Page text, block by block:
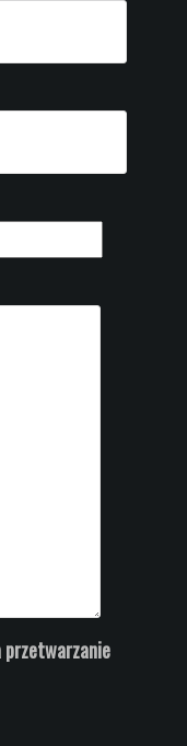
przetwarzanie